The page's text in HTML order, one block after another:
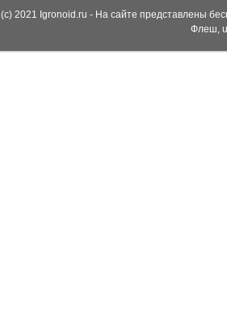
(c) 2021 Igronoid.ru - На сайте представлены
Флеш,